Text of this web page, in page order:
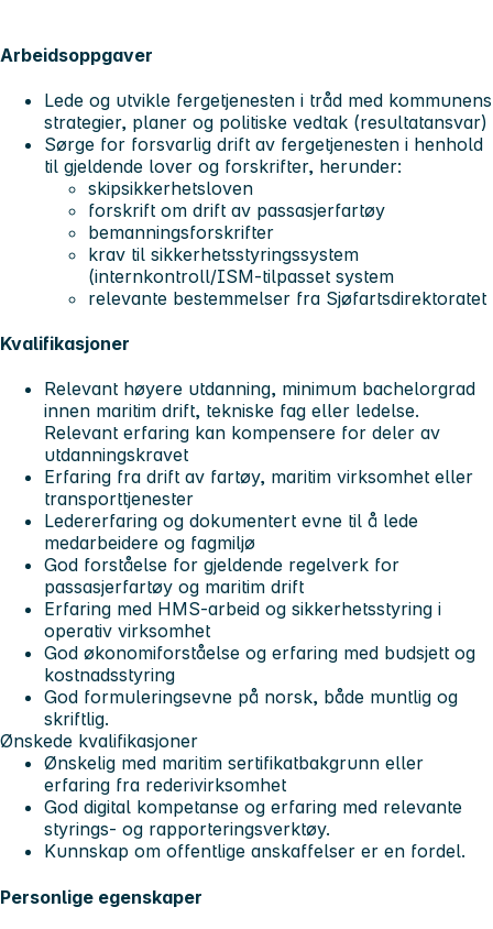
Arbeidsoppgaver
Lede og utvikle fergetjenesten i tråd med kommunens
strategier, planer og politiske vedtak (resultatansvar)
Sørge for forsvarlig drift av fergetjenesten i henhold
til gjeldende lover og forskrifter, herunder:
skipsikkerhetsloven
forskrift om drift av passasjerfartøy
bemanningsforskrifter
krav til sikkerhetsstyringssystem
(internkontroll/ISM-tilpasset system
relevante bestemmelser fra Sjøfartsdirektoratet
Kvalifikasjoner
Relevant høyere utdanning, minimum bachelorgrad
innen maritim drift, tekniske fag eller ledelse.
Relevant erfaring kan kompensere for deler av
utdanningskravet
Erfaring fra drift av fartøy, maritim virksomhet eller
transporttjenester
Ledererfaring og dokumentert evne til å lede
medarbeidere og fagmiljø
God forståelse for gjeldende regelverk for
passasjerfartøy og maritim drift
Erfaring med HMS-arbeid og sikkerhetsstyring i
operativ virksomhet
God økonomiforståelse og erfaring med budsjett og
kostnadsstyring
God formuleringsevne på norsk, både muntlig og
skriftlig.
Ønskede kvalifikasjoner
Ønskelig med maritim sertifikatbakgrunn eller
erfaring fra rederivirksomhet
God digital kompetanse og erfaring med relevante
styrings- og rapporteringsverktøy.
Kunnskap om offentlige anskaffelser er en fordel.
Personlige egenskaper